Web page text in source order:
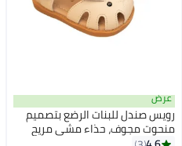
عرض
رويس صندل للبنات الرضع بتصميم
منحوت مجوف، حذاء مشي مريح